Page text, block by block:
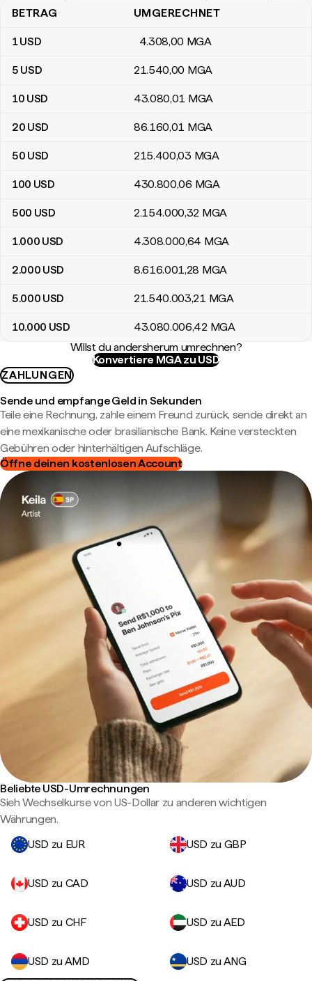
Umrechnungstabelle US-Dollar zu Madagaskar-Ariary
BETRAG UMGERECHNET
1USD 4.308,00 MGA
5 USD 21.540,00 MGA
10 USD 43.080,01 MGA
20 USD 86.160,01 MGA
50 USD 215.400,03 MGA
100 USD 430.800,06 MGA
500 USD 2.154.000,32 MGA
1.000 USD 4.308.000,64 MGA
2.000 USD 8.616.001,28 MGA
5.000 USD 21.540.003,21 MGA
10.000 USD 43.080.006,42 MGA
Willst du andersherum umrechnen?
Konvertiere MGA zu USD
ZAHLUNGEN
Sende und empfange Geld in Sekunden
Teile eine Rechnung, zahle einem Freund zurück, sende direkt an
eine mexikanische oder brasilianische Bank. Keine versteckten
Gebühren oder hinterhältigen Aufschläge.
Öffne deinen kostenlosen Account
Beliebte USD-Umrechnungen
Sieh Wechselkurse von US-Dollar zu anderen wichtigen
Währungen.
USD zu EUR
USD zu GBP
USD zu CAD USD zu AUD
USD zu CHF USD zu AED
USD zu AMD
USD zu ANG